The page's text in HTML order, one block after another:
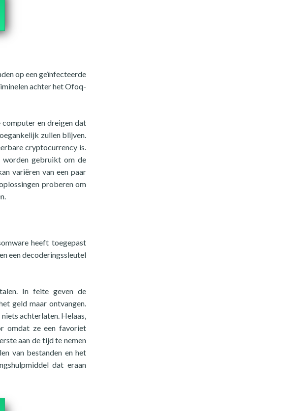
op een geïnfecteerde
achter het Ofoq-
en dreigen dat
zullen blijven.
cryptocurrency is.
worden gebruikt om de
variëren van een paar
proberen om
heeft toegepast
een decoderingssleutel
In feite geven de
geld maar ontvangen.
achterlaten. Helaas,
omdat ze een favoriet
aan de tijd te nemen
van bestanden en het
dat eraan